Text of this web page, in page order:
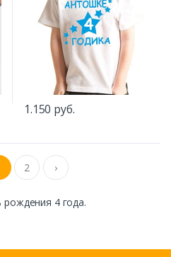
1.150 руб.
2 ›
4 года.